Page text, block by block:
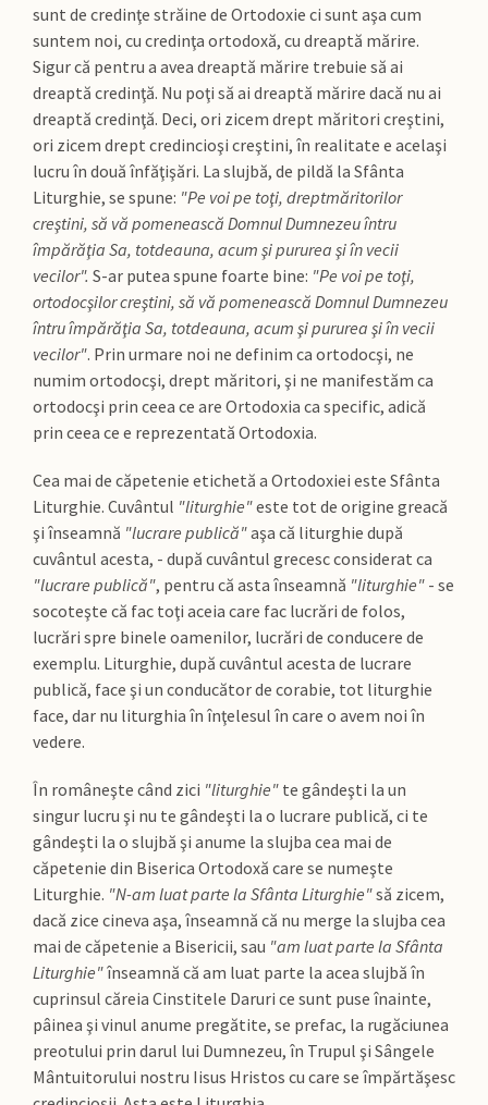
sunt de credinţe străine de Ortodoxie ci sunt aşa cum
suntem noi, cu credinţa ortodoxă, cu dreaptă mărire.
Sigur că pentru a avea dreaptă mărire trebuie să ai
dreaptă credinţă. Nu poţi să ai dreaptă mărire dacă nu ai
dreaptă credinţă. Deci, ori zicem drept măritori creştini,
ori zicem drept credincioşi creştini, în realitate e acelaşi
lucru în două înfăţişări. La slujbă, de pildă la Sfânta
Liturghie, se spune: "Pe voi pe toţi, dreptmăritorilor
creştini, să vă pomenească Domnul Dumnezeu întru
împărăţia Sa, totdeauna, acum şi pururea şi în vecii
vecilor". S-ar putea spune foarte bine: "Pe voi pe toţi,
ortodocşilor creştini, să vă pomenească Domnul Dumnezeu
întru împărăţia Sa, totdeauna, acum şi pururea şi în vecii
vecilor". Prin urmare noi ne definim ca ortodocşi, ne
numim ortodocşi, drept măritori, şi ne manifestăm ca
ortodocşi prin ceea ce are Ortodoxia ca specific, adică
prin ceea ce e reprezentată Ortodoxia.
Cea mai de căpetenie etichetă a Ortodoxiei este Sfânta
Liturghie. Cuvântul "liturghie"este tot de origine greacă
şi înseamnă "lucrare publică"aşa că liturghie după
cuvântul acesta, - după cuvântul grecesc considerat ca
"lucrare publică", pentru că asta înseamnă "liturghie" - se
socoteşte că fac toţi aceia care fac lucrări de folos,
lucrări spre binele oamenilor, lucrări de conducere de
exemplu. Liturghie, după cuvântul acesta de lucrare
publică, face şi un conducător de corabie, tot liturghie
face, dar nu liturghia în înţelesul în care o avem noi în
vedere.
În româneşte când zici "liturghie" te gândeşti la un
singur lucru şi nu te gândeşti la o lucrare publică, ci te
gândeşti la o slujbă şi anume la slujba cea mai de
căpetenie din Biserica Ortodoxă care se numeşte
Liturghie. "N-am luat parte la Sfânta Liturghie"să zicem,
dacă zice cineva aşa, înseamnă că nu merge la slujba cea
mai de căpetenie a Bisericii, sau "am luat parte la Sfânta
Liturghie"înseamnă că am luat parte la acea slujbă în
cuprinsul căreia Cinstitele Daruri ce sunt puse înainte,
pâinea şi vinul anume pregătite, se prefac, la rugăciunea
preotului prin darul lui Dumnezeu, în Trupul şi Sângele
Mântuitorului nostru Iisus Hristos cu care se împărtăşesc